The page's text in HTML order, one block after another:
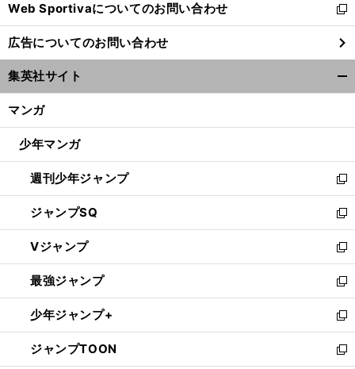
く
Web Sportivaについてのお問い合わせ
新
し
い
ウ
ィ
ン
ウ
開
く
広告についてのお問い合わせ
集英社サイト
マンガ
少年マンガ
週刊少年ジャンプ
新
し
い
ウ
ィ
ン
ド
ウ
で
開
く
ジャンプSQ
新
し
い
ウ
ィ
ン
ド
ウ
で
開
Vジャンプ
新
し
い
ウ
ィ
ン
ド
最強ジャンプ
新
し
い
ウ
ィ
少年ジャンプ+
新
し
い
ジャンプTOON
新